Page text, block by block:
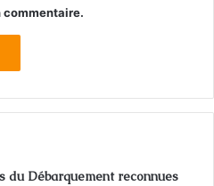
commentaire.
du Débarquement reconnues